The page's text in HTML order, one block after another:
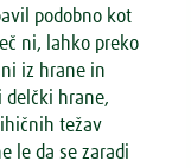
podobno kot
ni, lahko preko
iz hrane in
delčki hrane,
težav
le da se zaradi